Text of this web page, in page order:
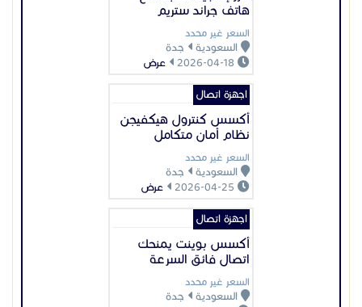
هاتف جراند ستريم
السعر غير محدد
السعودية
جدة
عرض
أكسس كنترول هيكفيجن
نظام أمان متكامل
السعر غير محدد
السعودية
جدة
عرض
اجهزة اتصال
أكسس بوينت يمنحك
اتصال فائق السرعة
السعر غير محدد
السعودية
جدة
اجهزة اتصال